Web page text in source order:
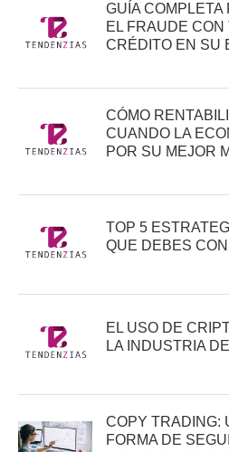
GUÍA COMPLETA
EL FRAUDE
CRÉDITO EN SU
CÓMO
CUANDO LA
POR SU MEJOR
TOP 5
QUE DEBES
EL USO DE
LA INDUSTRIA
COPY TRADING:
FORMA DE